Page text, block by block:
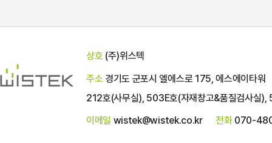
상호 (주)위스텍
주소 경기도 군포시 엘에스로 175, 에스에이타워
212호(사무실), 503E호(자재창고&품질검사실
이메일 wistek@wistek.co.kr 전화 070-